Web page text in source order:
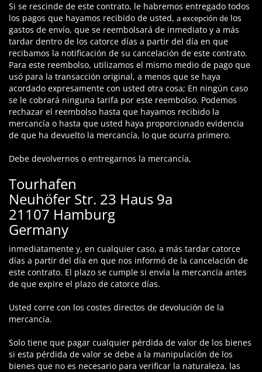
Si se rescinde de este contrato, le habremos entregado todos
los pagos que hayamos recibido de usted, a excepción de los
gastos de envío, que se reembolsará de inmediato y a más
tardar dentro de los catorce días a partir del día en que
recibamos la notificación de su cancelación de este contrato.
Para este reembolso, utilizamos el mismo medio de pago que
usó para la transacción original, a menos que se haya
acordado expresamente con usted otra cosa; En ningún caso
se le cobrará ninguna tarifa por este reembolso. Podemos
rechazar el reembolso hasta que hayamos recibido la
mercancía o hasta que usted haya proporcionado evidencia
de que ha devuelto la mercancía, lo que ocurra primero.
Debe devolvernos o entregarnos la mercancía,
Tourhafen
Neuhöfer Str. 23 Haus 9a
21107 Hamburg
Germany
inmediatamente y, en cualquier caso, a más tardar catorce
días a partir del día en que nos informó de la cancelación de
este contrato. El plazo se cumple si envía la mercancía antes
de que expire el plazo de catorce días.
Usted corre con los costes directos de devolución de la
mercancía.
Solo tiene que pagar cualquier pérdida de valor de los bienes
si esta pérdida de valor se debe a la manipulación de los
bienes que no es necesario para verificar la naturaleza, las